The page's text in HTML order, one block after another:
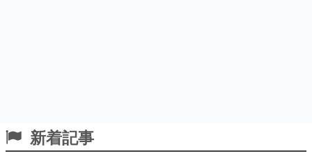
新着記事